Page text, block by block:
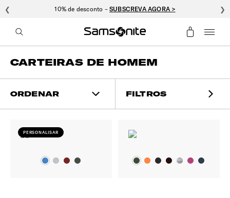
10% de desconto –SUBSCREVA AGORA >
❮ ❯
CARTEIRAS DE HOMEM
ORDENAR FILTROS
PERSONALISAR